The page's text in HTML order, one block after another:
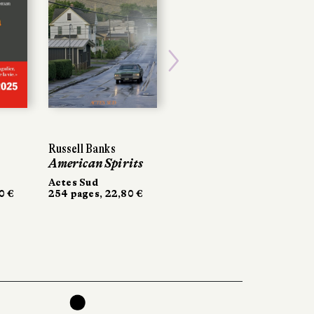
€
Russell Banks
American Spirits
Actes Sud
254 pages, 22,80 €